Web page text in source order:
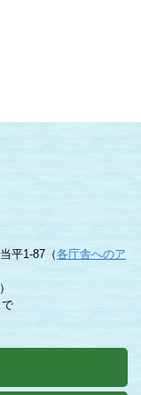
平1-87（各庁舎へのア
）